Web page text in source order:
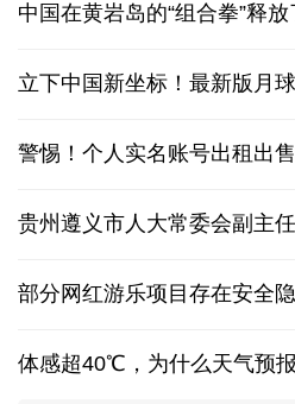
中国在黄岩岛的“组合拳”释放
立下中国新坐标！最新版月
警惕！个人实名账号出租出
贵州遵义市人大常委会副主
部分网红游乐项目存在安全
体感超40℃，为什么天气预